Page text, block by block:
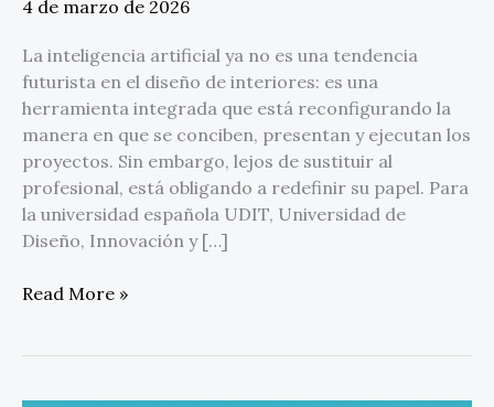
4 de marzo de 2026
La inteligencia artificial ya no es una tendencia
futurista en el diseño de interiores: es una
herramienta integrada que está reconfigurando la
manera en que se conciben, presentan y ejecutan los
proyectos. Sin embargo, lejos de sustituir al
profesional, está obligando a redefinir su papel. Para
la universidad española UDIT, Universidad de
Diseño, Innovación y […]
Read More »